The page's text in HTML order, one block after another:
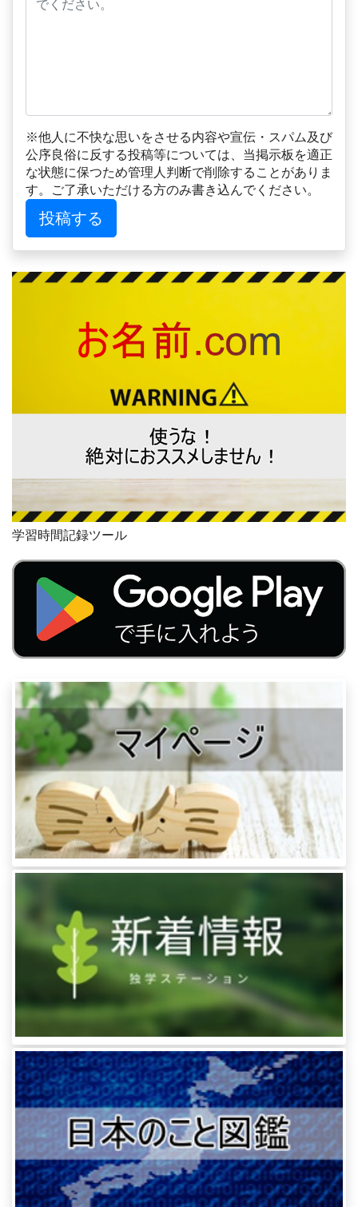
※他人に不快な思いをさせる内容や宣伝・スパム及び
公序良俗に反する投稿等については、当掲示板を適正
な状態に保つため管理人判断で削除することがありま
す。ご了承いただける方のみ書き込んでください。
投稿する
学習時間記録ツール